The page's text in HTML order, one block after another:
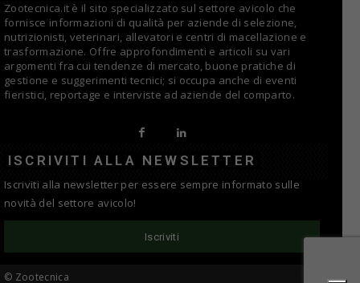
Zootecnica.it è il sito specializzato sul settore avicolo che
fornisce informazioni di qualità per aziende di selezione,
nutrizionisti, veterinari, allevatori e centri di macellazione e
trasformazione. Offre approfondimenti e articoli su vari
argomenti fra cui tendenze di mercato, buone pratiche di
gestione e suggerimenti tecnici; si occupa anche di eventi
fieristici, reportage e interviste ad aziende del comparto.
ISCRIVITI ALLA NEWSLETTER
Iscriviti alla newsletter per essere sempre informato sulle
novità del settore avicolo!
Iscriviti
© Zootecnica